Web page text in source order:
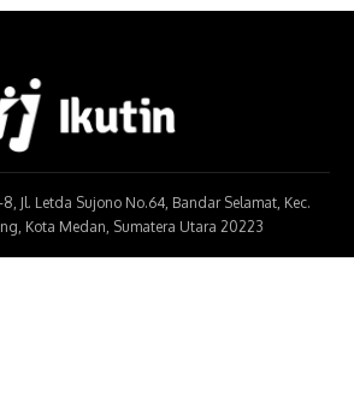
Jl. Letda Sujono No.64, Bandar Selamat, Kec.
Kota Medan, Sumatera Utara 20223